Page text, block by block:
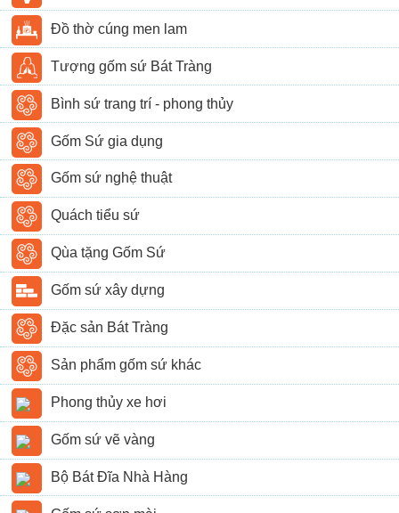
Đồ thờ cúng men lam
Tượng gốm sứ Bát Tràng
Bình sứ trang trí - phong thủy
Gốm Sứ gia dụng
Gốm sứ nghệ thuật
Quách tiểu sứ
Qùa tặng Gốm Sứ
Gốm sứ xây dựng
Đặc sản Bát Tràng
Sản phẩm gốm sứ khác
Phong thủy xe hơi
Gốm sứ vẽ vàng
Bộ Bát Đĩa Nhà Hàng